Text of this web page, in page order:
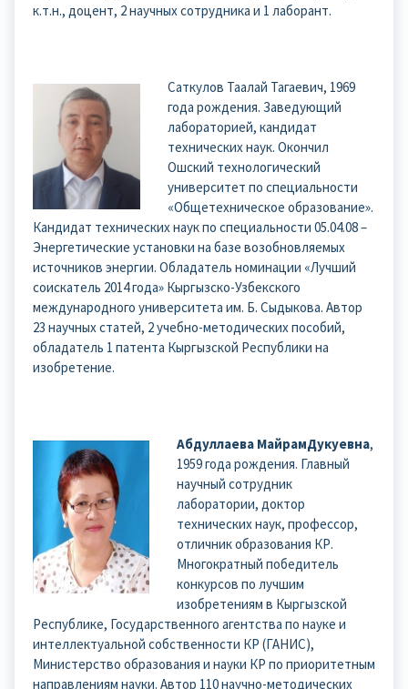
к.т.н., доцент, 2 научных сотрудника и 1 лаборант.
Саткулов Таалай Тагаевич, 1969
года рождения. Заведующий
лабораторией, кандидат
технических наук. Окончил
Ошский технологический
университет по специальности
«Общетехническое образование».
Кандидат технических наук по специальности 05.04.08 –
Энергетические установки на базе возобновляемых
источников энергии. Обладатель номинации «Лучший
соискатель 2014 года» Кыргызско-Узбекского
международного университета им. Б. Сыдыкова. Автор
23 научных статей, 2 учебно-методических пособий,
обладатель 1 патента Кыргызской Республики на
изобретение.
Абдуллаева МайрамДукуевна,
1959 года рождения. Главный
научный сотрудник
лаборатории, доктор
технических наук, профессор,
отличник образования КР.
Многократный победитель
конкурсов по лучшим
изобретениям в Кыргызской
Республике, Государственного агентства по науке и
интеллектуальной собственности КР (ГАНИС),
Министерство образования и науки КР по приоритетным
направлениям науки. Автор 110 научно-методических